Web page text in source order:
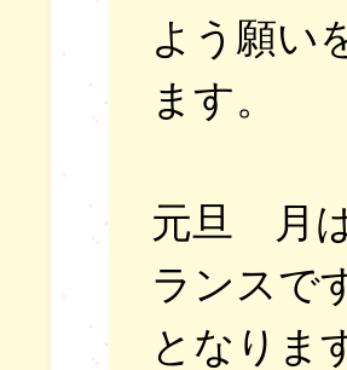
よう願い
ます。
元旦 月
ランスで
となりま